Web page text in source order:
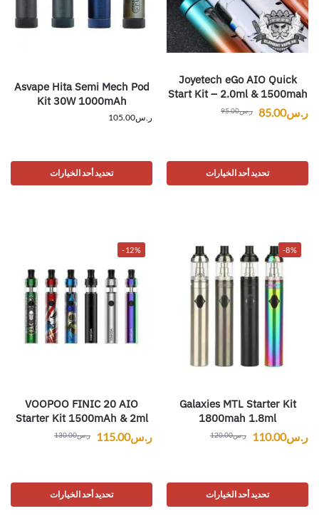
Joyetech eGo AIO Quick
Start Kit – 2.0ml & 1500mah
ر.س95.00 ر.س85.00
تحديد أحد الخيارات
Asvape Hita Semi Mech Pod
Kit 30W 1000mAh
ر.س105.00
تحديد أحد الخيارات
-8%
Galaxies MTL Starter Kit
1800mah 1.8ml
ر.س120.00 ر.س110.00
تحديد أحد الخيارات
-12%
VOOPOO FINIC 20 AIO
Starter Kit 1500mAh & 2ml
ر.س130.00 ر.س115.00
تحديد أحد الخيارات